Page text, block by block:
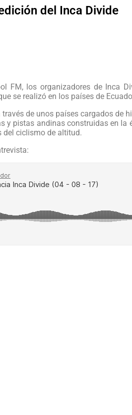
del Inca Divide
FM, los organizadores de Inca
se realizó en los países de
de unos países cargados de
y pistas andinas construidas en la
del ciclismo de altitud.